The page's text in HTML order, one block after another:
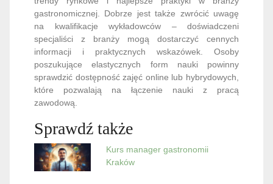
gastronomicznej. Dobrze jest także zwrócić uwagę
na kwalifikacje wykładowców – doświadczeni
specjaliści z branży mogą dostarczyć cennych
informacji i praktycznych wskazówek. Osoby
poszukujące elastycznych form nauki powinny
sprawdzić dostępność zajęć online lub hybrydowych,
które pozwalają na łączenie nauki z pracą
zawodową.
Sprawdź także
Kurs manager gastronomii
Kraków